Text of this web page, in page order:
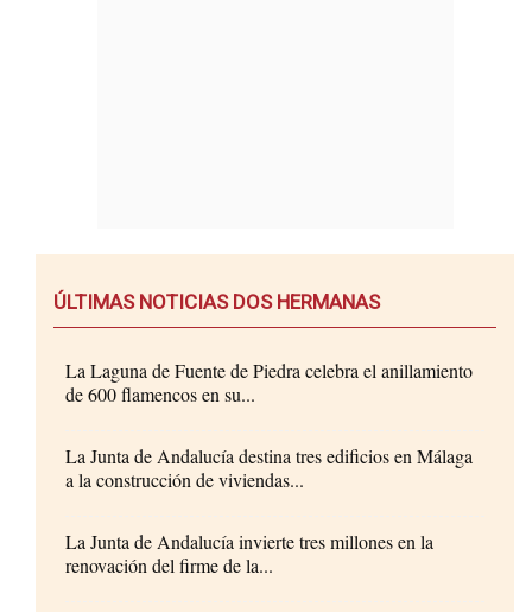
ÚLTIMAS NOTICIAS DOS HERMANAS
La Laguna de Fuente de Piedra celebra el anillamiento
de 600 flamencos en su...
La Junta de Andalucía destina tres edificios en Málaga
a la construcción de viviendas...
La Junta de Andalucía invierte tres millones en la
renovación del firme de la...